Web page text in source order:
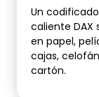
Un
caliente DAX
en papel,
cajas,
cartón.